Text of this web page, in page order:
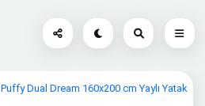
Puffy Dual Dream 160x200 cm Yaylı Yatak